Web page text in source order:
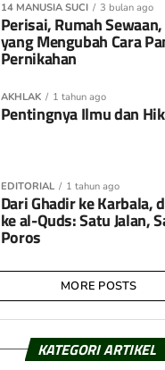
14 MANUSIA SUCI 3 bulan ago
Perisai, Rumah
yang Mengubah Cara
Pernikahan
AKHLAK 1 tahun ago
Pentingnya Ilmu dan
EDITORIAL 1 tahun ago
Dari Ghadir ke Karbala,
ke al-Quds: Satu Jalan,
Poros
MORE POSTS
KATEGORI ARTIKEL